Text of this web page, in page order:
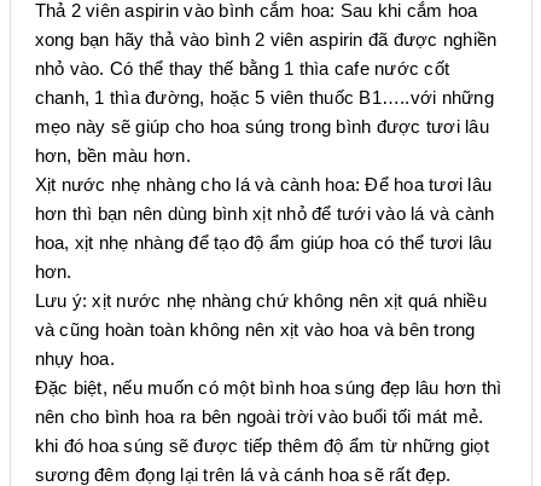
Thả 2 viên aspirin vào bình cắm hoa: Sau khi cắm hoa
xong bạn hãy thả vào bình 2 viên aspirin đã được nghiền
nhỏ vào. Có thể thay thế bằng 1 thìa cafe nước cốt
chanh, 1 thìa đường, hoặc 5 viên thuốc B1…..với những
mẹo này sẽ giúp cho hoa súng trong bình được tươi lâu
hơn, bền màu hơn.
Xịt nước nhẹ nhàng cho lá và cành hoa: Để hoa tươi lâu
hơn thì bạn nên dùng bình xịt nhỏ để tưới vào lá và cành
hoa, xịt nhẹ nhàng để tạo độ ẩm giúp hoa có thể tươi lâu
hơn.
Lưu ý: xịt nước nhẹ nhàng chứ không nên xịt quá nhiều
và cũng hoàn toàn không nên xịt vào hoa và bên trong
nhụy hoa.
Đặc biệt, nếu muốn có một bình hoa súng đẹp lâu hơn thì
nên cho bình hoa ra bên ngoài trời vào buổi tối mát mẻ.
khi đó hoa súng sẽ được tiếp thêm độ ẩm từ những giọt
sương đêm đọng lại trên lá và cánh hoa sẽ rất đẹp.